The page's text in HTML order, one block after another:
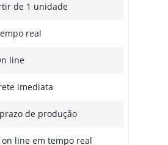
de 1 unidade
real
line
imediata
de produção
line em tempo real